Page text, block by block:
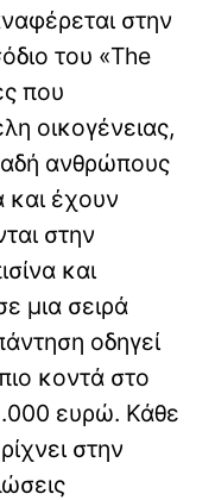
στην
του «The
που
οικογένειας,
ανθρώπους
και έχουν
στην
και
μια σειρά
οδηγεί
κοντά στο
ευρώ. Κάθε
στην